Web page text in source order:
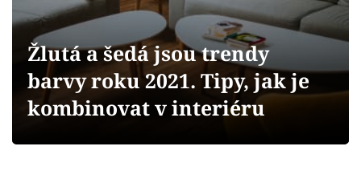
Přihlášení
Sledujte nás
Žlutá a šedá jsou trendy
barvy roku 2021. Tipy, jak je
kombinovat v interiéru